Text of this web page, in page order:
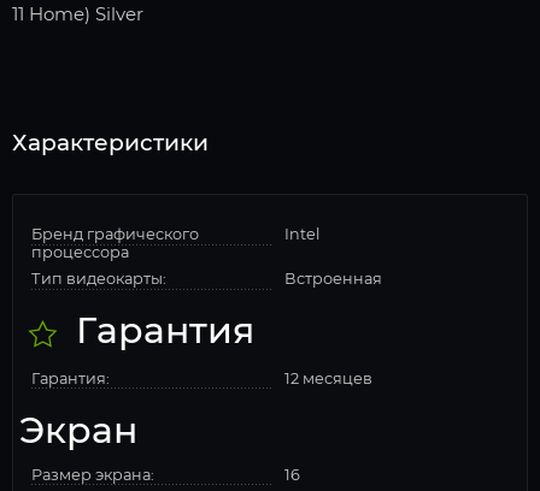
11 Home) Silver
Характеристики
Бренд графического
процессора
Intel
Тип видеокарты: Встроенная
Гарантия
Гарантия: 12 месяцев
Экран
Размер экрана:
16